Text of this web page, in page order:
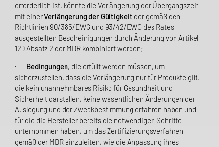
erforderlich ist, könnte die Verlängerung der Übergangszeit
mit einerVerlängerung der Gültigkeit der gemäß den
Richtlinien 90/385/EWG und 93/42/EWG des Rates
ausgestellten Bescheinigungen durch Änderung von Artikel
120 Absatz 2 der MDR kombiniert werden;
· Bedingungen, die erfüllt werden müssen, um
sicherzustellen, dass die Verlängerung nur für Produkte gilt,
die kein unannehmbares Risiko für Gesundheit und
Sicherheit darstellen, keine wesentlichen Änderungen der
Auslegung und der Zweckbestimmung erfahren haben und
für die die Hersteller bereits die notwendigen Schritte
unternommen haben, um das Zertifizierungsverfahren
gemäß der MDR einzuleiten, wie die Anpassung ihres